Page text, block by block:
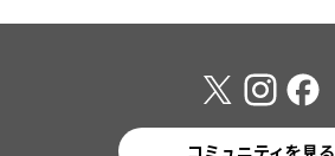
コミュニティを見る